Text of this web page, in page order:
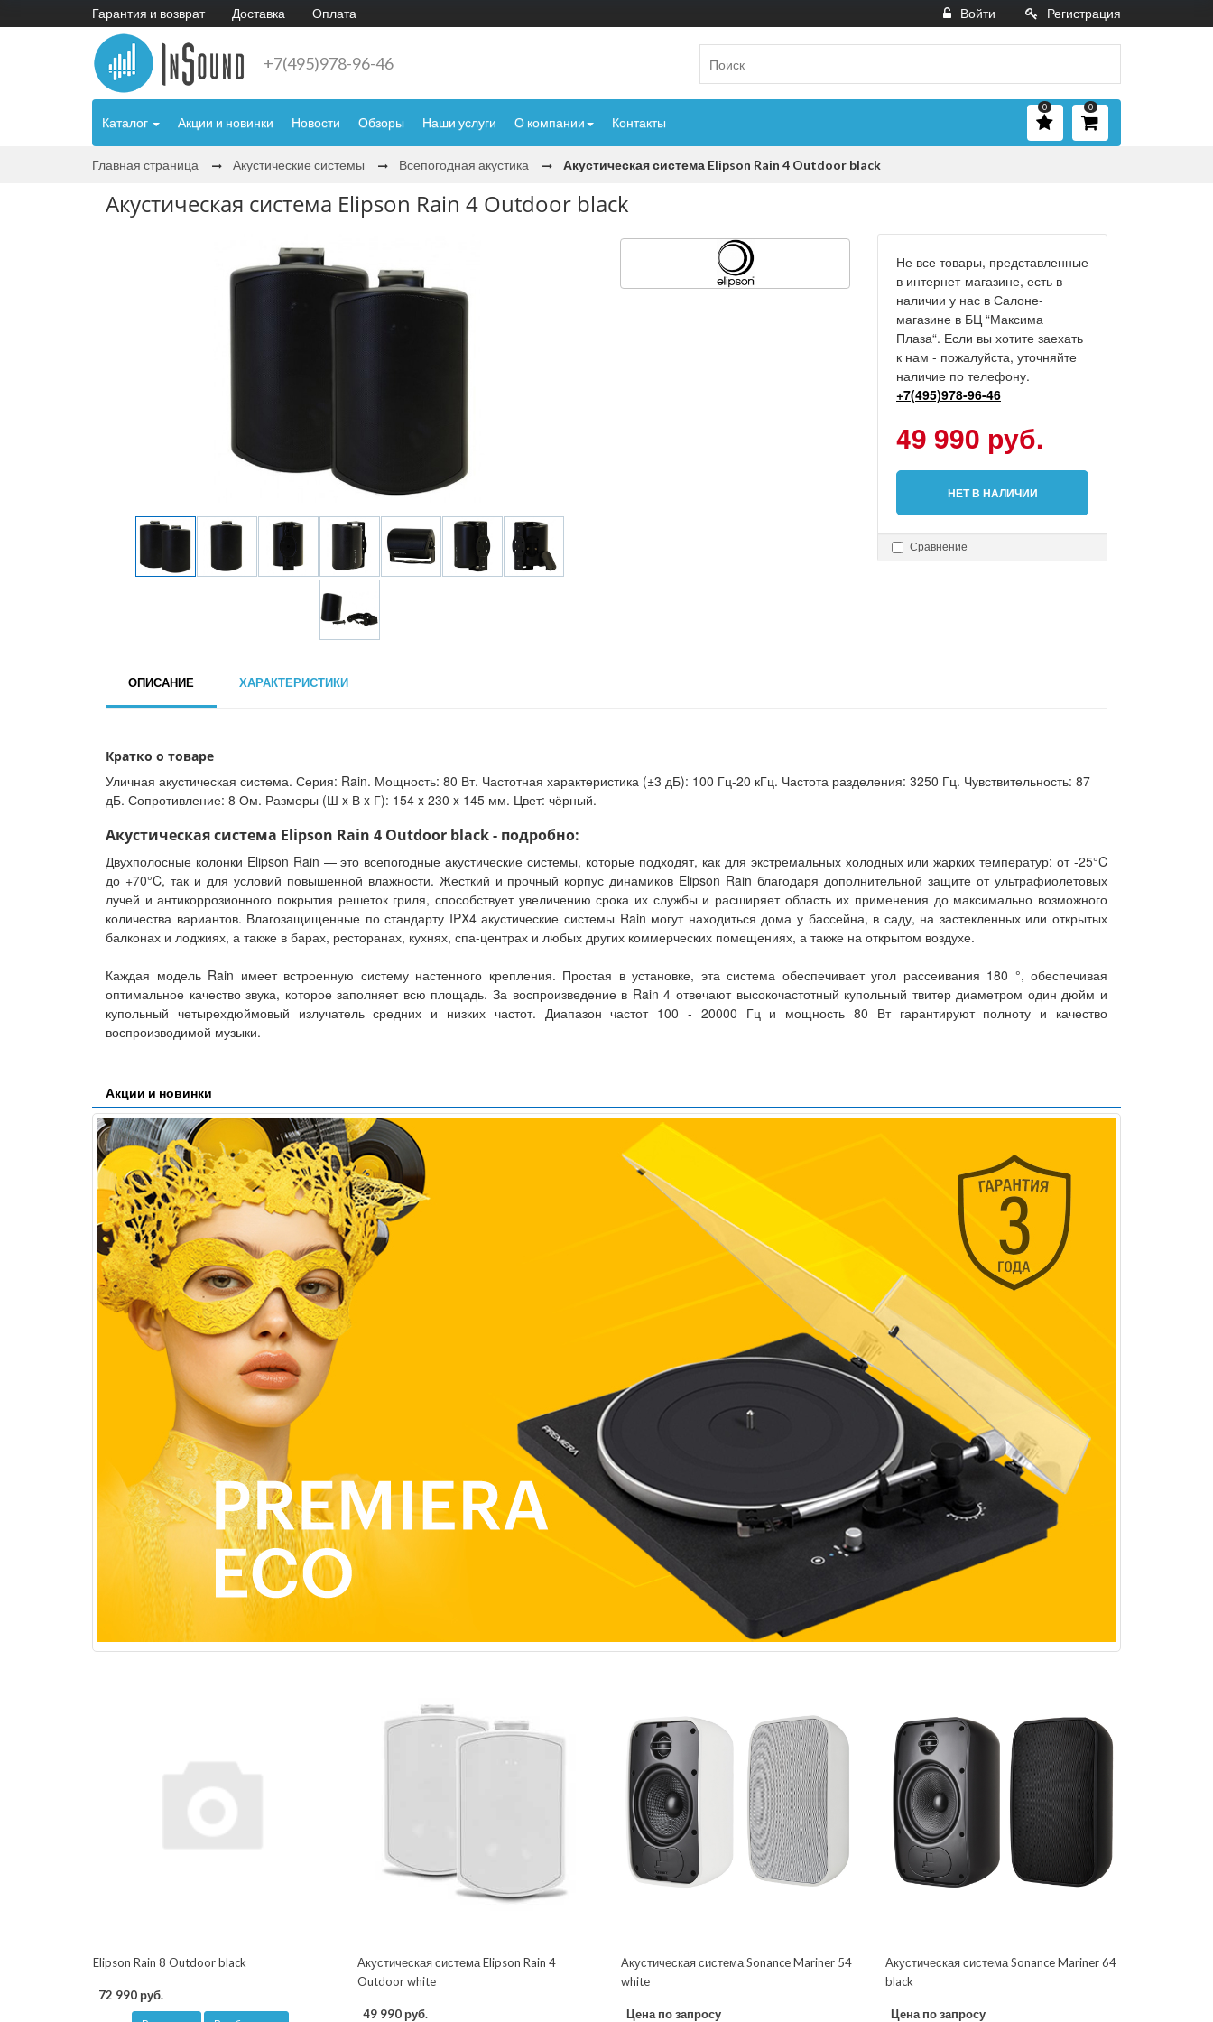
Гарантия и возврат Доставка Оплата Войти Регистрация
+7(495)978-96-46
Каталог Акции и новинки Новости Обзоры Наши услуги О компании Контакты
0
0
Главная страница Акустические системы Всепогодная акустика Акустическая система Elipson Rain 4 Outdoor black
Акустическая система Elipson Rain 4 Outdoor black
Не все товары, представленные
в интернет-магазине, есть в
наличии у нас в Салоне-
магазине в БЦ “Максима
Плаза“. Если вы хотите заехать
к нам - пожалуйста, уточняйте
наличие по телефону.
+7(495)978-96-46
49 990 руб.
НЕТ В НАЛИЧИИ
Сравнение
ОПИСАНИЕ ХАРАКТЕРИСТИКИ
Кратко о товаре
Уличная акустическая система. Серия: Rain. Мощность: 80 Вт. Частотная характеристика (±3 дБ): 100 Гц-20 кГц. Частота разделения: 3250 Гц. Чувствительность: 87
дБ. Сопротивление: 8 Ом. Размеры (Ш x В x Г): 154 x 230 x 145 мм. Цвет: чёрный.
Акустическая система Elipson Rain 4 Outdoor black - подробно:
Двухполосные колонки Elipson Rain — это всепогодные акустические системы, которые подходят, как для экстремальных холодных или жарких температур: от -25°C
до +70°C, так и для условий повышенной влажности. Жесткий и прочный корпус динамиков Elipson Rain благодаря дополнительной защите от ультрафиолетовых
лучей и антикоррозионного покрытия решеток гриля, способствует увеличению срока их службы и расширяет область их применения до максимально возможного
количества вариантов. Влагозащищенные по стандарту IPX4 акустические системы Rain могут находиться дома у бассейна, в саду, на застекленных или открытых
балконах и лоджиях, а также в барах, ресторанах, кухнях, спа-центрах и любых других коммерческих помещениях, а также на открытом воздухе.
Каждая модель Rain имеет встроенную систему настенного крепления. Простая в установке, эта система обеспечивает угол рассеивания 180 °, обеспечивая
оптимальное качество звука, которое заполняет всю площадь. За воспроизведение в Rain 4 отвечают высокочастотный купольный твитер диаметром один дюйм и
купольный четырехдюймовый излучатель средних и низких частот. Диапазон частот 100 - 20000 Гц и мощность 80 Вт гарантируют полноту и качество
воспроизводимой музыки.
Акции и новинки
Elipson Rain 8 Outdoor black
72 990 руб.
Акустическая система Elipson Rain 4
Outdoor white
49 990 руб.
Акустическая система Sonance Mariner 54
white
Цена по запросу
Акустическая система Sonance Mariner 64
black
Цена по запросу